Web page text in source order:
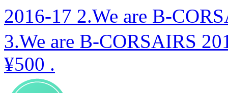
2016-17 2.We are B-
3.We are B-CORSAIRS
¥500 .